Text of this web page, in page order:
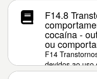
F14.8
cocaína -
ou
F14
devidos ao uso